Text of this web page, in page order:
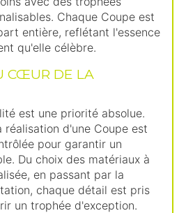
Chaque Coupe est
entière, reflétant l'essence
qu'elle célèbre.
CŒUR DE LA
est une priorité absolue.
réalisation d'une Coupe est
pour garantir un
Du choix des matériaux à
en passant par la
chaque détail est pris
un trophée d'exception.